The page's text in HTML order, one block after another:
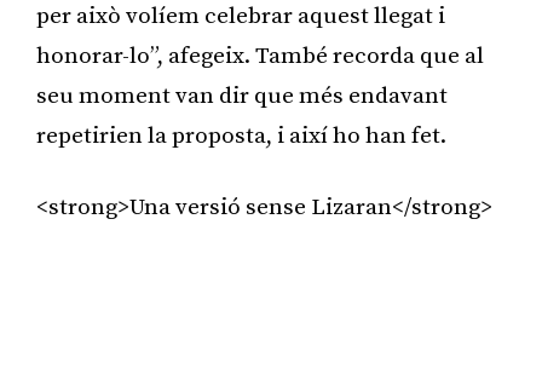
per això volíem celebrar aquest llegat i
honorar-lo”, afegeix. També recorda que al
seu moment van dir que més endavant
repetirien la proposta, i així ho han fet.
<strong>Una versió sense Lizaran</strong>